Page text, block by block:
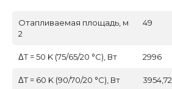
Отапливаемая площадь, м
2
49
ΔT = 50 K (75/65/20 °C), Вт 2996
ΔT = 60 K (90/70/20 °C), Вт 3954,72